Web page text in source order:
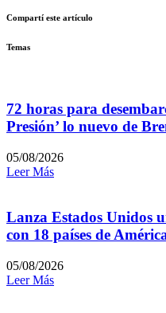
Compartí este artículo
Temas
72 horas para
Presión’ lo nuevo de
05/08/2026
Leer Más
Lanza Estados Unidos
con 18 países de
05/08/2026
Leer Más